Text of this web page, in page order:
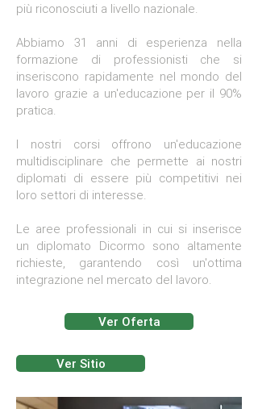
più riconosciuti a livello nazionale.
Abbiamo 31 anni di esperienza nella
formazione di professionisti che si
inseriscono rapidamente nel mondo del
lavoro grazie a un'educazione per il 90%
pratica.
I nostri corsi offrono un'educazione
multidisciplinare che permette ai nostri
diplomati di essere più competitivi nei
loro settori di interesse.
Le aree professionali in cui si inserisce
un diplomato Dicormo sono altamente
richieste, garantendo così un'ottima
integrazione nel mercato del lavoro.
Ver Oferta
Ver Sitio